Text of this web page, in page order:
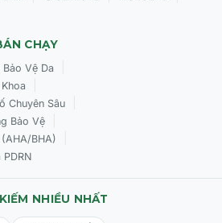
CHẠY
Vệ Da
Chuyên Sâu
Bảo Vệ
BHA)
NHIỀU NHẤT